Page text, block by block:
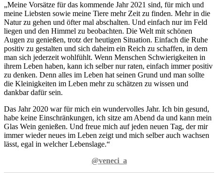
„Meine Vorsätze für das kommende Jahr 2021 sind, für mich und
meine Liebsten sowie meine Tiere mehr Zeit zu finden. Mehr in die
Natur zu gehen und öfter mal abschalten. Und einfach nur im Feld
liegen und den Himmel zu beobachten. Die Welt mit schönen
Augen zu genießen, trotz der heutigen Situation. Einfach die Ruhe
positiv zu gestalten und sich daheim ein Reich zu schaffen, in dem
man sich jederzeit wohlfühlt. Wenn Menschen Schwierigkeiten in
ihrem Leben haben, kann ich selber nur raten, einfach immer positiv
zu denken. Denn alles im Leben hat seinen Grund und man sollte
die Kleinigkeiten im Leben mehr zu schätzen zu wissen und
dankbar dafür sein.
Das Jahr 2020 war für mich ein wundervolles Jahr. Ich bin gesund,
habe keine Einschränkungen, ich sitze am Abend da und kann mein
Glas Wein genießen. Und freue mich auf jeden neuen Tag, der mir
immer wieder neues im Leben zeigt und mich selber auch wachsen
lässt, egal in welcher Lebenslage.“
@veneci_a